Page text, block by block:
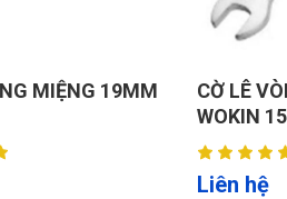
MIỆNG 6mm
BỘ
CHI TIẾT
Liên hệ